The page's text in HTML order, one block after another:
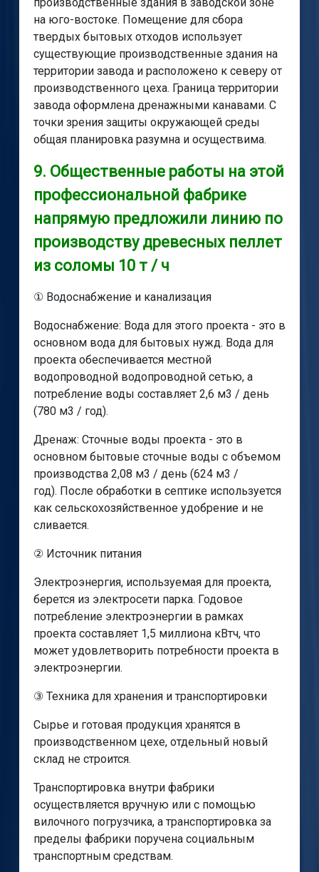
производственные здания в заводской зоне
на юго-востоке. Помещение для сбора
твердых бытовых отходов использует
существующие производственные здания на
территории завода и расположено к северу от
производственного цеха. Граница территории
завода оформлена дренажными канавами. С
точки зрения защиты окружающей среды
общая планировка разумна и осуществима.
9. Общественные работы на этой
профессиональной фабрике
напрямую предложили линию по
производству древесных пеллет
из соломы 10 т / ч
① Водоснабжение и канализация
Водоснабжение: Вода для этого проекта - это в
основном вода для бытовых нужд. Вода для
проекта обеспечивается местной
водопроводной водопроводной сетью, а
потребление воды составляет 2,6 м3 / день
(780 м3 / год).
Дренаж: Сточные воды проекта - это в
основном бытовые сточные воды с объемом
производства 2,08 м3 / день (624 м3 /
год). После обработки в септике используется
как сельскохозяйственное удобрение и не
сливается.
② Источник питания
Электроэнергия, используемая для проекта,
берется из электросети парка. Годовое
потребление электроэнергии в рамках
проекта составляет 1,5 миллиона кВтч, что
может удовлетворить потребности проекта в
электроэнергии.
③ Техника для хранения и транспортировки
Сырье и готовая продукция хранятся в
производственном цехе, отдельный новый
склад не строится.
Транспортировка внутри фабрики
осуществляется вручную или с помощью
вилочного погрузчика, а транспортировка за
пределы фабрики поручена социальным
транспортным средствам.